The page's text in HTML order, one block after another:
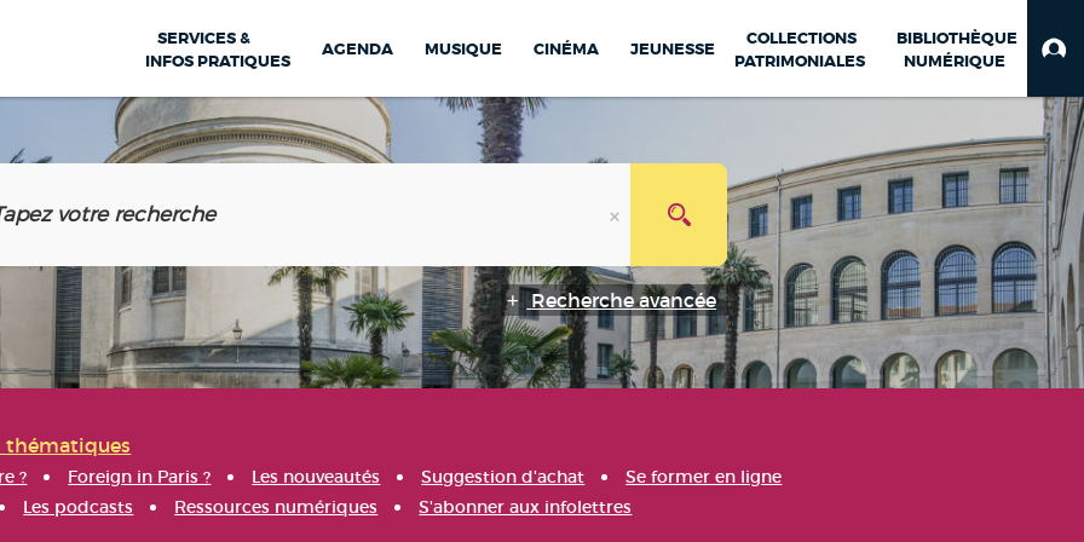
SERVICES &
INFOS PRATIQUES
AGENDA MUSIQUE CINÉMA JEUNESSE
COLLECTIONS
PATRIMONIALES
BIBLIOTHÈQUE
NUMÉRIQUE
Recherche avancée
thématiques
? Foreign in Paris ? Les nouveautés Suggestion d'achat
Se former en ligne
Les podcasts Ressources numériques S'abonner aux infolettres